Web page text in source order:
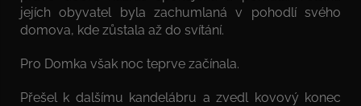
jejích obyvatel byla zachumlaná v pohodlí svého
domova, kde zůstala až do svítání.
Pro Domka však noc teprve začínala.
Přešel k dalšímu kandelábru a zvedl kovový konec